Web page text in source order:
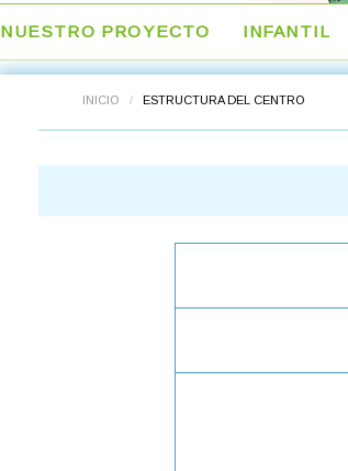
NUESTRO PROYECTO INFANTIL
INICIO / ESTRUCTURA DEL CENTRO